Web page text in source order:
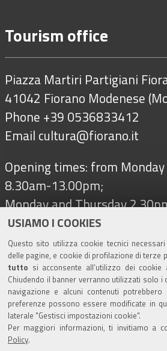
USIAMO I COOKIES
Questo sito utilizza cookie tecnici
delle pagine, e cookie di profilazione di terze
tutto si acconsente all’utilizzo dei
Chiudendo il banner verranno utilizzati solo i
navigazione e alcuni contenuti
preferenze possono essere modificate in
laterale "Gestisci impostazioni cookie".
Per maggiori informazioni, ti invitiamo a
Policy.
Tourism office
Piazza Martiri Partigiani
41042 Fiorano Modenese
Phone +39 0536833412
Email cultura@fiorano.it
Opening times: from
8.30am-13.00pm;
Monday and Thursday
Follow us on
Tourism
Salse di Nirano Nature